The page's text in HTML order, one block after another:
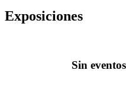
Exposiciones
Sin